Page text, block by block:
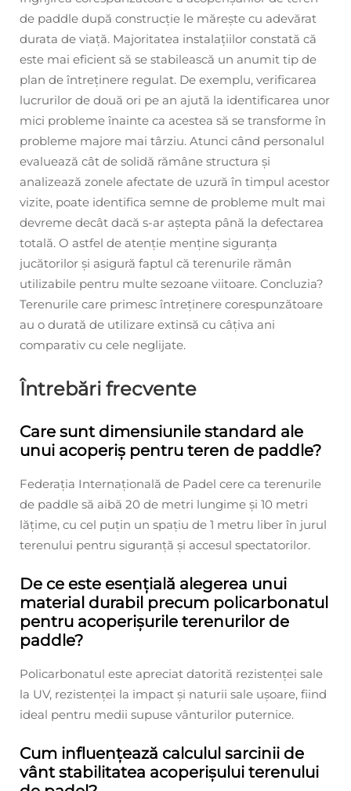
de paddle după construcție le mărește cu adevărat
durata de viață. Majoritatea instalațiilor constată că
este mai eficient să se stabilească un anumit tip de
plan de întreținere regulat. De exemplu, verificarea
lucrurilor de două ori pe an ajută la identificarea unor
mici probleme înainte ca acestea să se transforme în
probleme majore mai târziu. Atunci când personalul
evaluează cât de solidă rămâne structura și
analizează zonele afectate de uzură în timpul acestor
vizite, poate identifica semne de probleme mult mai
devreme decât dacă s-ar aștepta până la defectarea
totală. O astfel de atenție menține siguranța
jucătorilor și asigură faptul că terenurile rămân
utilizabile pentru multe sezoane viitoare. Concluzia?
Terenurile care primesc întreținere corespunzătoare
au o durată de utilizare extinsă cu câțiva ani
comparativ cu cele neglijate.
Întrebări frecvente
Care sunt dimensiunile standard ale
unui acoperiș pentru teren de paddle?
Federația Internațională de Padel cere ca terenurile
de paddle să aibă 20 de metri lungime și 10 metri
lățime, cu cel puțin un spațiu de 1 metru liber în jurul
terenului pentru siguranță și accesul spectatorilor.
De ce este esențială alegerea unui
material durabil precum policarbonatul
pentru acoperișurile terenurilor de
paddle?
Policarbonatul este apreciat datorită rezistenței sale
la UV, rezistenței la impact și naturii sale ușoare, fiind
ideal pentru medii supuse vânturilor puternice.
Cum influențează calculul sarcinii de
vânt stabilitatea acoperișului terenului